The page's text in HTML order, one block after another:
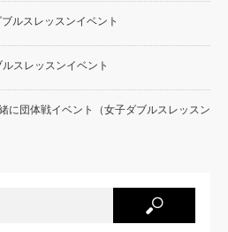
ルスレッスンイベント
スレッスンイベント
に団体戦イベント（女子ダブルスレッスン